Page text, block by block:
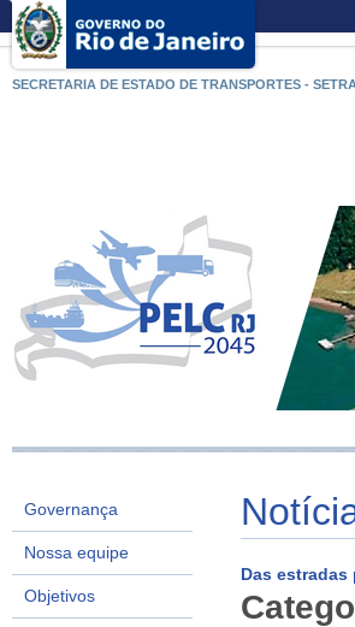
SECRETARIA DE ESTADO DE TRANSPORTES -
Governança
Nossa equipe
Objetivos
Das